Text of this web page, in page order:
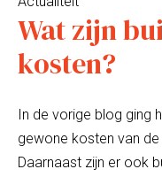
Wat zijn
kosten?
In de vorige blog ging
gewone kosten van
Daarnaast zijn er ook